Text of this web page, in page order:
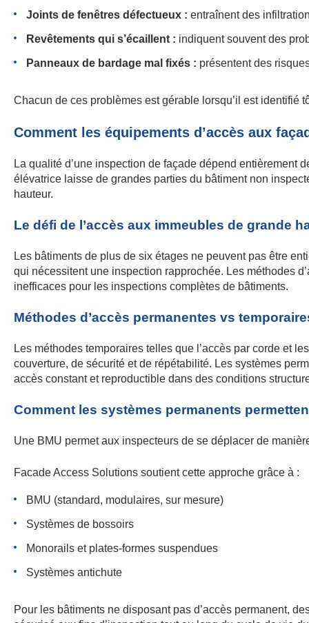
Joints de fenêtres défectueux : entraînent des
Revêtements qui s’écaillent : indiquent souvent des
Panneaux de bardage mal fixés : présentent des
Chacun de ces problèmes est gérable lorsqu’il est identifié
Comment les équipements d’accès aux
La qualité d’une inspection de façade dépend entièrement
élévatrice laisse de grandes parties du bâtiment non
hauteur.
Le défi de l’accès aux immeubles de grande
Les bâtiments de plus de six étages ne peuvent pas être
qui nécessitent une inspection rapprochée. Les méthodes
inefficaces pour les inspections complètes de bâtiments.
Méthodes d’accès permanentes vs
Les méthodes temporaires telles que l’accès par corde et
couverture, de sécurité et de répétabilité. Les systèmes
accès constant et reproductible dans des conditions
Comment les systèmes permanents
Une BMU permet aux inspecteurs de se déplacer de
Facade Access Solutions soutient cette approche grâce à :
BMU (standard, modulaires, sur mesure)
Systèmes de bossoirs
Monorails et plates-formes suspendues
Systèmes antichute
Pour les bâtiments ne disposant pas d’accès permanent,